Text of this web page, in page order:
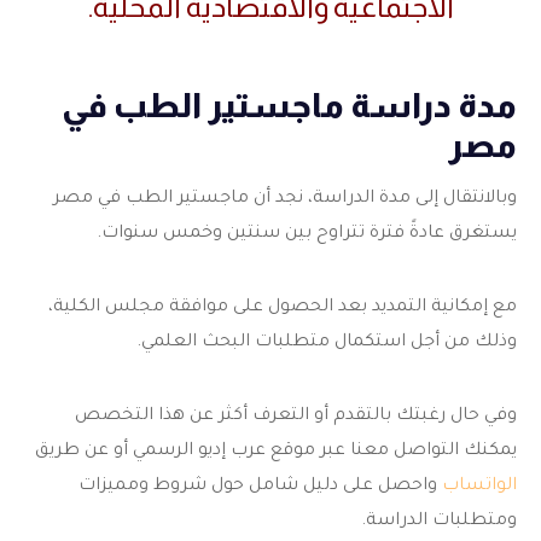
مدة دراسة ماجستير الطب في
مصر
وبالانتقال إلى مدة الدراسة، نجد أن ماجستير الطب في مصر
يستغرق عادةً فترة تتراوح بين سنتين وخمس سنوات.
مع إمكانية التمديد بعد الحصول على موافقة مجلس الكلية،
وذلك من أجل استكمال متطلبات البحث العلمي.
وفي حال رغبتك بالتقدم أو التعرف أكثر عن هذا التخصص
يمكنك التواصل معنا عبر موقع عرب إديو الرسمي أو عن طريق
الواتساب واحصل على دليل شامل حول شروط ومميزات
ومتطلبات الدراسة.